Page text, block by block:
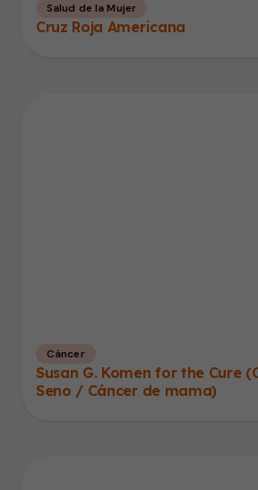
Salud de la Mujer
Cruz Roja Americana
Cáncer
Susan G. Komen for the Cure
Seno / Cáncer de mama)